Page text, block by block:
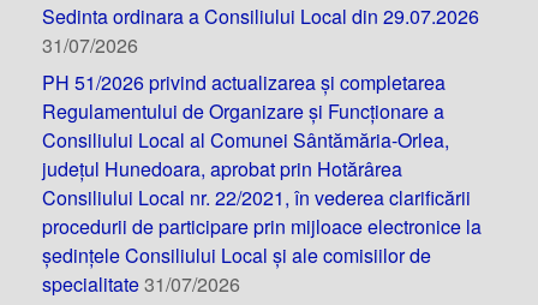
Sedinta ordinara a Consiliului Local din 29.07.2026
31/07/2026
PH 51/2026 privind actualizarea și completarea
Regulamentului de Organizare și Funcționare a
Consiliului Local al Comunei Sântămăria-Orlea,
județul Hunedoara, aprobat prin Hotărârea
Consiliului Local nr. 22/2021, în vederea clarificării
procedurii de participare prin mijloace electronice la
ședințele Consiliului Local și ale comisiilor de
specialitate31/07/2026